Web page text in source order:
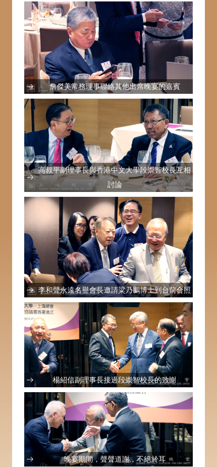
詹傑美常務理事聯絡其他出席晚宴的嘉賓
高叔平副理事長與香港中文大學段崇智校長互相
討論
李和聲永遠名譽會長邀請粱乃鵬博士到台前合照
楊紹信副理事長接過段崇智校長的致謝
晚宴期間，聲聲道謝，不絕於耳